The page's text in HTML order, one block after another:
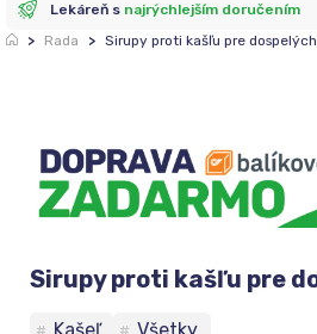
Lekáreň s najrýchlejším doručením
>
Rada > Sirupy proti kašľu pre dospelých
Sirupy proti kašľu pre
Kašeľ Všetky